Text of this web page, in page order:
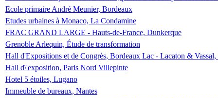
Ecole primaire André Meunier, Bordeaux
Etudes urbaines à Monaco, La Condamine
FRAC GRAND LARGE - Hauts-de-France, Dunkerque
Grenoble Arlequin, Étude de transformation
Hall d'Expositions et de Congrès, Bordeaux Lac - Lacaton &
Hall d\'exposition, Paris Nord Villepinte
Hotel 5 étoiles, Lugano
Immeuble de bureaux, Nantes